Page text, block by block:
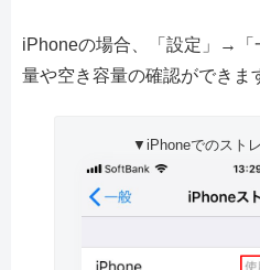
iPhoneの場合、「設定」→
量や空き容量の確認ができま
▼iPhoneでのスト